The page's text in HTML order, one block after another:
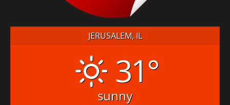
JERUSALEM, IL
31°
sunny